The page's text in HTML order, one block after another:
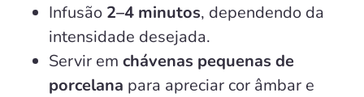
Infusão 2–4 minutos, dependendo da
intensidade desejada.
Servir em chávenas pequenas de
porcelana para apreciar cor âmbar e